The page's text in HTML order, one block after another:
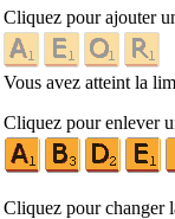
Cliquez pour ajouter
Vous avez atteint la
Cliquez pour enlever
Cliquez pour changer